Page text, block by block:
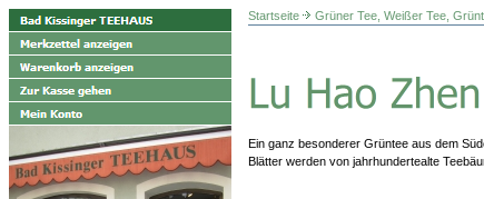
Startseite
Grüner Tee, Weißer Tee,
Ein ganz besonderer Grüntee aus dem
Blätter werden von jahrhundertealte